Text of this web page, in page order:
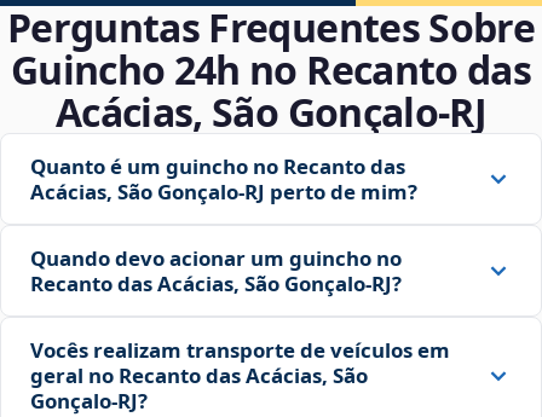
Perguntas Frequentes Sobre
Guincho 24h no Recanto das
Acácias, São Gonçalo‑RJ
Quanto é um guincho no Recanto das
Acácias, São Gonçalo‑RJ perto de mim?
Quando devo acionar um guincho no
Recanto das Acácias, São Gonçalo‑RJ?
Vocês realizam transporte de veículos em
geral no Recanto das Acácias, São
Gonçalo‑RJ?